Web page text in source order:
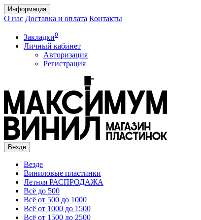
Информация
О нас Доставка и оплата Контакты
Закладки0
Личный кабинет
Авторизация
Регистрация
Везде
Везде
Виниловые пластинки
Летняя РАСПРОДАЖА
Всё до 500
Всё от 500 до 1000
Всё от 1000 до 1500
Всё от 1500 до 2500